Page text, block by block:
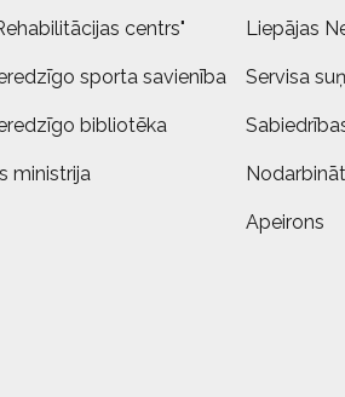
centrs" Liepājas
sporta savienība Servisa
bibliotēka
ministrija
Apeirons